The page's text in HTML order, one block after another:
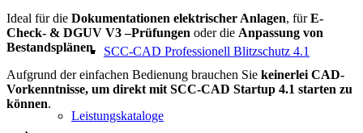
SCC-CAD Professionell Blitzschutz 4.1
Leistungskataloge
Ideal für die Dokumentationen elektrischer Anlagen, fürE-
Check- & DGUV V3 –Prüfungen oder die Anpassung von
Bestandsplänen.
Aufgrund der einfachen Bedienung brauchen Sie keinerlei CAD-
Vorkenntnisse, um direkt mit SCC-CAD Startup 4.1 starten zu
können.